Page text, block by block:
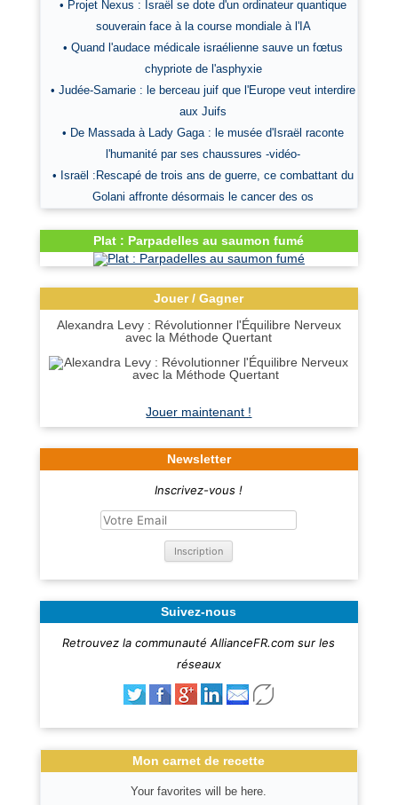
• Projet Nexus : Israël se dote d'un ordinateur quantique
souverain face à la course mondiale à l'IA
• Quand l'audace médicale israélienne sauve un fœtus
chypriote de l'asphyxie
• Judée-Samarie : le berceau juif que l'Europe veut interdire
aux Juifs
• De Massada à Lady Gaga : le musée d'Israël raconte
l'humanité par ses chaussures -vidéo-
• Israël :Rescapé de trois ans de guerre, ce combattant du
Golani affronte désormais le cancer des os
Plat : Parpadelles au saumon fumé
Jouer / Gagner
Alexandra Levy : Révolutionner l'Équilibre Nerveux
avec la Méthode Quertant
Jouer maintenant !
Newsletter
Inscrivez-vous !
Suivez-nous
Retrouvez la communauté AllianceFR.com sur les
réseaux
Mon carnet de recette
Your favorites will be here.